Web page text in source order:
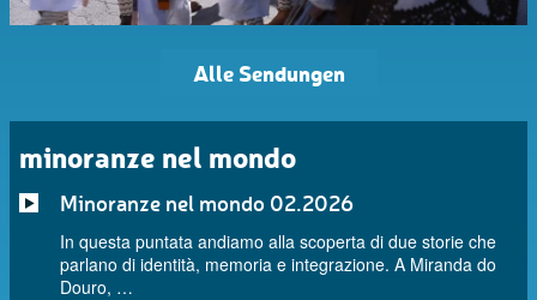
Alle Sendungen
minoranze nel mondo
Minoranze nel mondo 02.2026
In questa puntata andiamo alla scoperta di due storie che
parlano di identità, memoria e integrazione. A Miranda do
Douro, …